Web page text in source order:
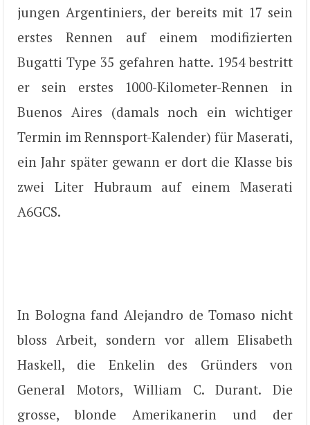
jungen Argentiniers, der bereits mit 17 sein
erstes Rennen auf einem modifizierten
Bugatti Type 35 gefahren hatte. 1954 bestritt
er sein erstes 1000-Kilometer-Rennen in
Buenos Aires (damals noch ein wichtiger
Termin im Rennsport-Kalender) für Maserati,
ein Jahr später gewann er dort die Klasse bis
zwei Liter Hubraum auf einem Maserati
A6GCS.
In Bologna fand Alejandro de Tomaso nicht
bloss Arbeit, sondern vor allem Elisabeth
Haskell, die Enkelin des Gründers von
General Motors, William C. Durant. Die
grosse, blonde Amerikanerin und der